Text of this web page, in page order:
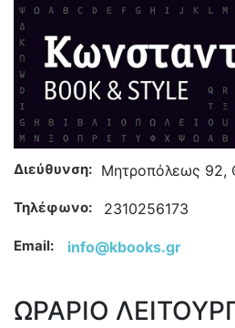
Διεύθυνση: Μητροπόλεως 92,
Τηλέφωνο: 2310256173
Email: info@kbooks.gr
ΩΡΑΡΙΟ